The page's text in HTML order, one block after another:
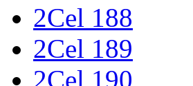
2Cel 188
2Cel 189
2Cel 190